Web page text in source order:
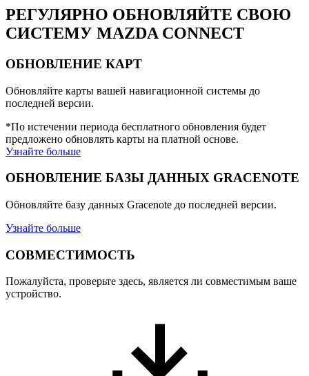
РЕГУЛЯРНО ОБНОВЛЯЙТЕ СВОЮ
СИСТЕМУ MAZDA CONNECT
ОБНОВЛЕНИЕ КАРТ
Обновляйте карты вашей навигационной системы до
последней версии.
*По истечении периода бесплатного обновления будет
предложено обновлять карты на платной основе.
Узнайте больше
ОБНОВЛЕНИЕ БАЗЫ ДАННЫХ GRA­CE­NOTE
Обновляйте базу данных Gracenote до последней версии.
Узнайте больше
СОВМЕСТИМОСТЬ
Пожалуйста, проверьте здесь, является ли совместимым ваше
устройство.